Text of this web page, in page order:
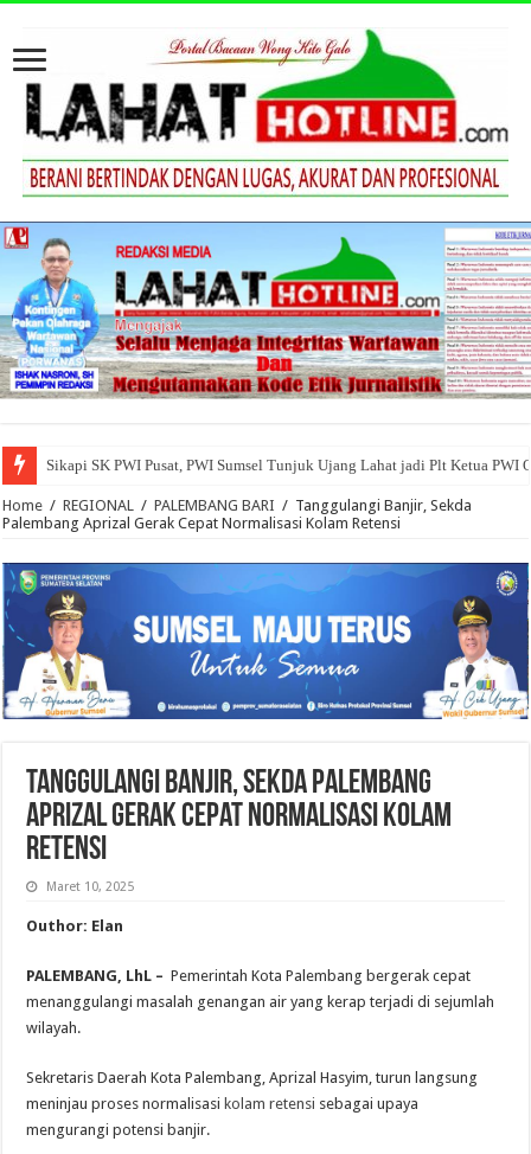
Sikapi SK PWI Pusat, PWI Sumsel Tunjuk Ujang Lahat jadi Plt Ketua PWI
Home / REGIONAL / PALEMBANG BARI / Tanggulangi Banjir, Sekda
Palembang Aprizal Gerak Cepat Normalisasi Kolam Retensi
Tanggulangi Banjir, Sekda Palembang
Aprizal Gerak Cepat Normalisasi Kolam
Retensi
Maret 10, 2025
Outhor: Elan
PALEMBANG, LhL – Pemerintah Kota Palembang bergerak cepat
menanggulangi masalah genangan air yang kerap terjadi di sejumlah
wilayah.
Sekretaris Daerah Kota Palembang, Aprizal Hasyim, turun langsung
meninjau proses normalisasikolam retensi sebagai upaya
mengurangi potensi banjir.